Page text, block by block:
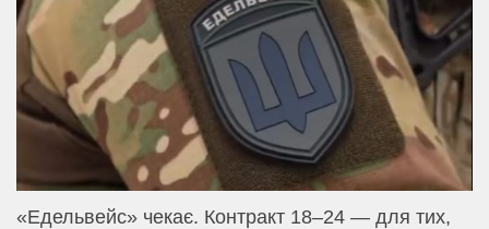
«Едельвейс» чекає. Контракт 18–24 — для тих,